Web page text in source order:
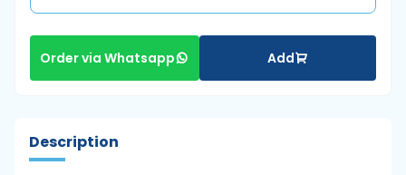
Order via Whatsapp Add
Description